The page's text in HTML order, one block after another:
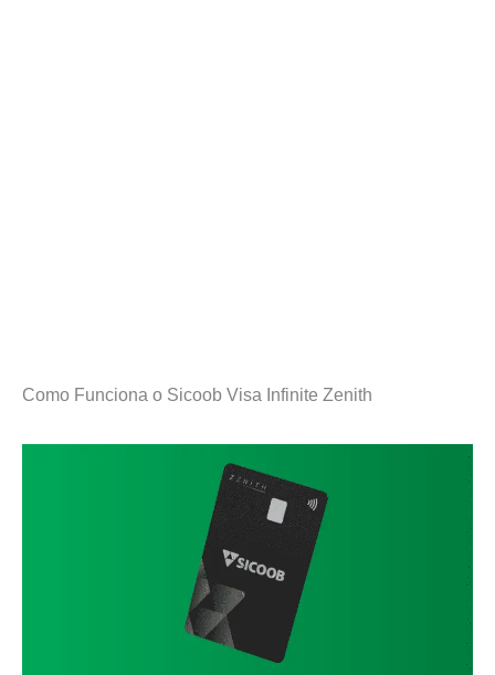
Como Funciona o Sicoob Visa Infinite Zenith